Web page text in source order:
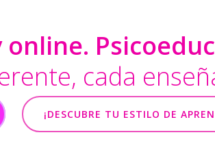
cada
¡DESCUBRE TU ESTILO DE